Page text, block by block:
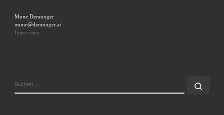
Mone Denninger
mone@denninger.at
Impressum